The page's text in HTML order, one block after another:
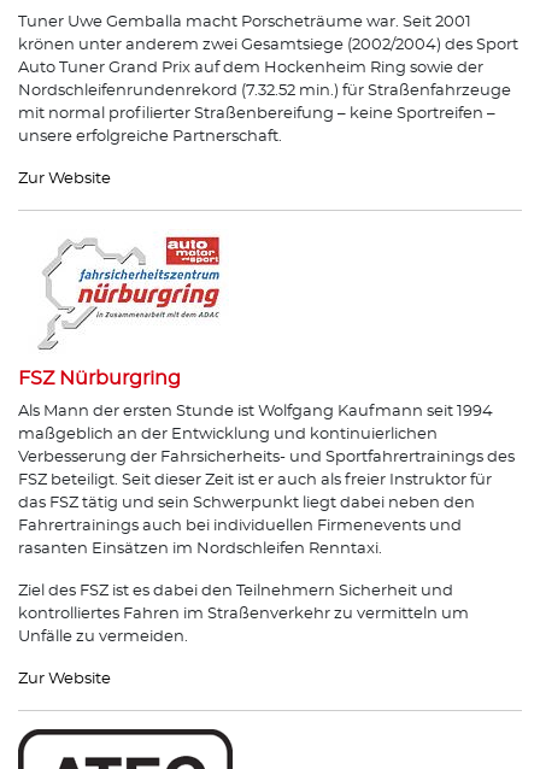
Tuner Uwe Gemballa macht Porscheträume war. Seit 2001
krönen unter anderem zwei Gesamtsiege (2002/2004) des Sport
Auto Tuner Grand Prix auf dem Hockenheim Ring sowie der
Nordschleifenrundenrekord (7.32.52 min.) für Straßenfahrzeuge
mit normal profilierter Straßenbereifung – keine Sportreifen –
unsere erfolgreiche Partnerschaft.
Zur Website
FSZ Nürburgring
Als Mann der ersten Stunde ist Wolfgang Kaufmann seit 1994
maßgeblich an der Entwicklung und kontinuierlichen
Verbesserung der Fahrsicherheits- und Sportfahrertrainings des
FSZ beteiligt. Seit dieser Zeit ist er auch als freier Instruktor für
das FSZ tätig und sein Schwerpunkt liegt dabei neben den
Fahrertrainings auch bei individuellen Firmenevents und
rasanten Einsätzen im Nordschleifen Renntaxi.
Ziel des FSZ ist es dabei den Teilnehmern Sicherheit und
kontrolliertes Fahren im Straßenverkehr zu vermitteln um
Unfälle zu vermeiden.
Zur Website